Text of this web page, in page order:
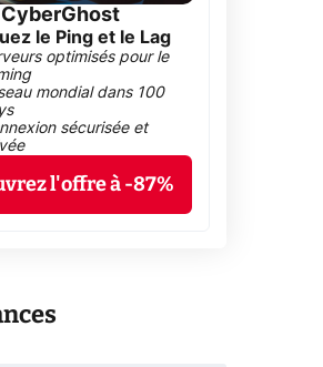
CyberGhost
le Ping et le Lag
optimisés pour le
mondial dans 100
sécurisée et
l'offre à -87%